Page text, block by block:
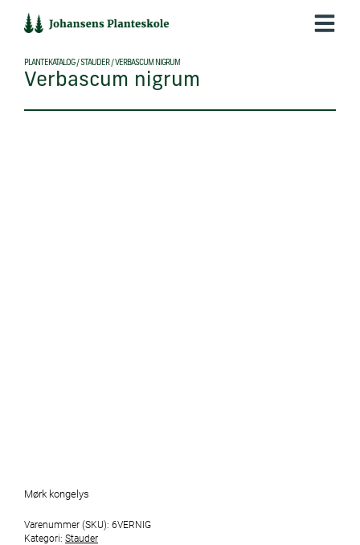
indholdet
PLANTEKATALOG/STAUDER/VERBASCUM NIGRUM
Verbascum nigrum
Mørk kongelys
Varenummer (SKU): 6VERNIG
Kategori: Stauder